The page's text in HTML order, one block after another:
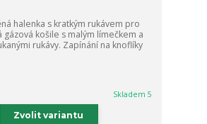
halenka s kratkým rukávem pro
gázová košile s malým límečkem a
rukávy. Zapínání na knoflíky
Skladem 5
Zvolit variantu